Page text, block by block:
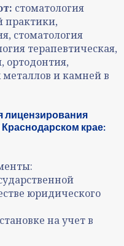
стоматология
практики,
стоматология
терапевтическая,
ортодонтия,
и камней в
лицензирования
крае:
юридического
на учет в